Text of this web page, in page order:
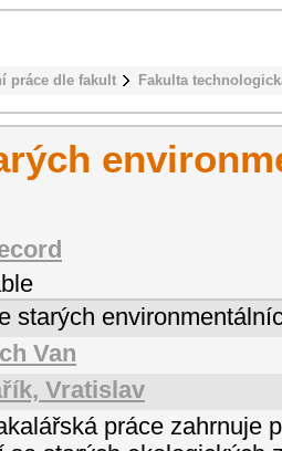
práce dle fakult Fakulta
starých
Van
Vratislav
práce zahrnuje